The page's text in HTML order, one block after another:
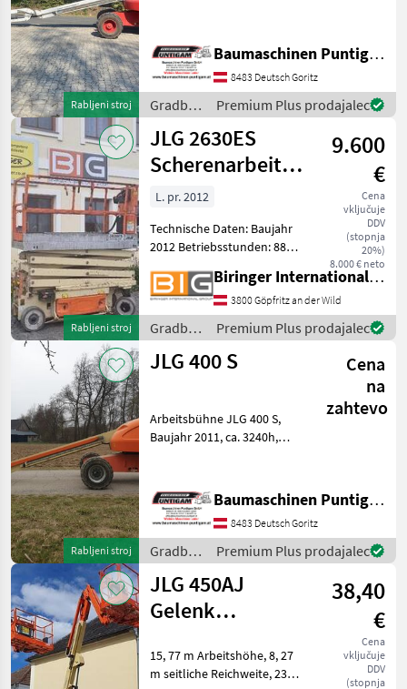
Rabljeni stroj
Referenznummer: 5193
Baumaschinen Puntigam
GmbH Unser Spezial
Baumaschinen Puntigam GmbH
8483 Deutsch Goritz
Gradbeni
stroji /
JLG
Premium Plus prodajalec
Rabljeni stroj
JLG 2630ES
Scherenarbeitsbühne
PREISREDUZIERT!
9.600
€
Cena
vključuje
DDV
(stopnja
20%)
8.000 € neto
L. pr. 2012
Technische Daten: Baujahr
2012 Betriebsstunden: 885
Plattformabmessungen: L x
B: 2, 30 x 0, 76 m
Eigengewicht: 2200 kg
Nutzlast: 230 kg Sonstiges
Biringer International GmbH
3800 Göpfritz an der Wild
Gradbeni
stroji /
JLG
Premium Plus prodajalec
Rabljeni stroj
JLG 400 S
Cena
na
zahtevo
Arbeitsbühne JLG 400 S,
Baujahr 2011, ca. 3240h,
max. Plattform-Kapazität
270 kg, Referenznummer:
4411 Baumaschinen Pu
Baumaschinen Puntigam GmbH
8483 Deutsch Goritz
Gradbeni
stroji /
JLG
Premium Plus prodajalec
JLG 450AJ
Gelenk
4x4
38,40
€
Cena
vključuje
DDV
(stopnja
15, 77 m Arbeitshöhe, 8, 27
m seitliche Reichweite, 230